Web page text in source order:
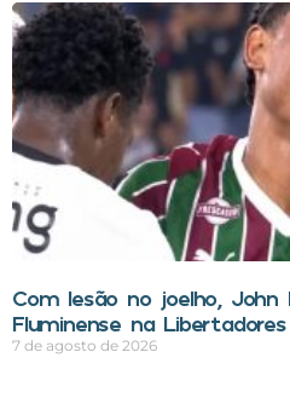
Com lesão no joelho, John
Fluminense na Libertadores
7 de agosto de 2026